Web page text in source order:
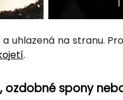
uhlazená na stranu.
.
ozdobné spony